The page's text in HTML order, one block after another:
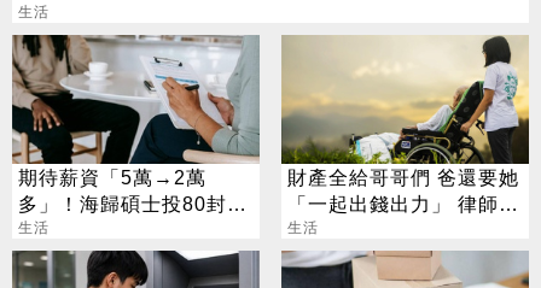
生活
期待薪資「5萬→2萬
多」！海歸碩士投80封履
歷沒上岸：連香蕉都不給
生活
財產全給哥哥們 爸還要她
「一起出錢出力」 律師說
話了
生活